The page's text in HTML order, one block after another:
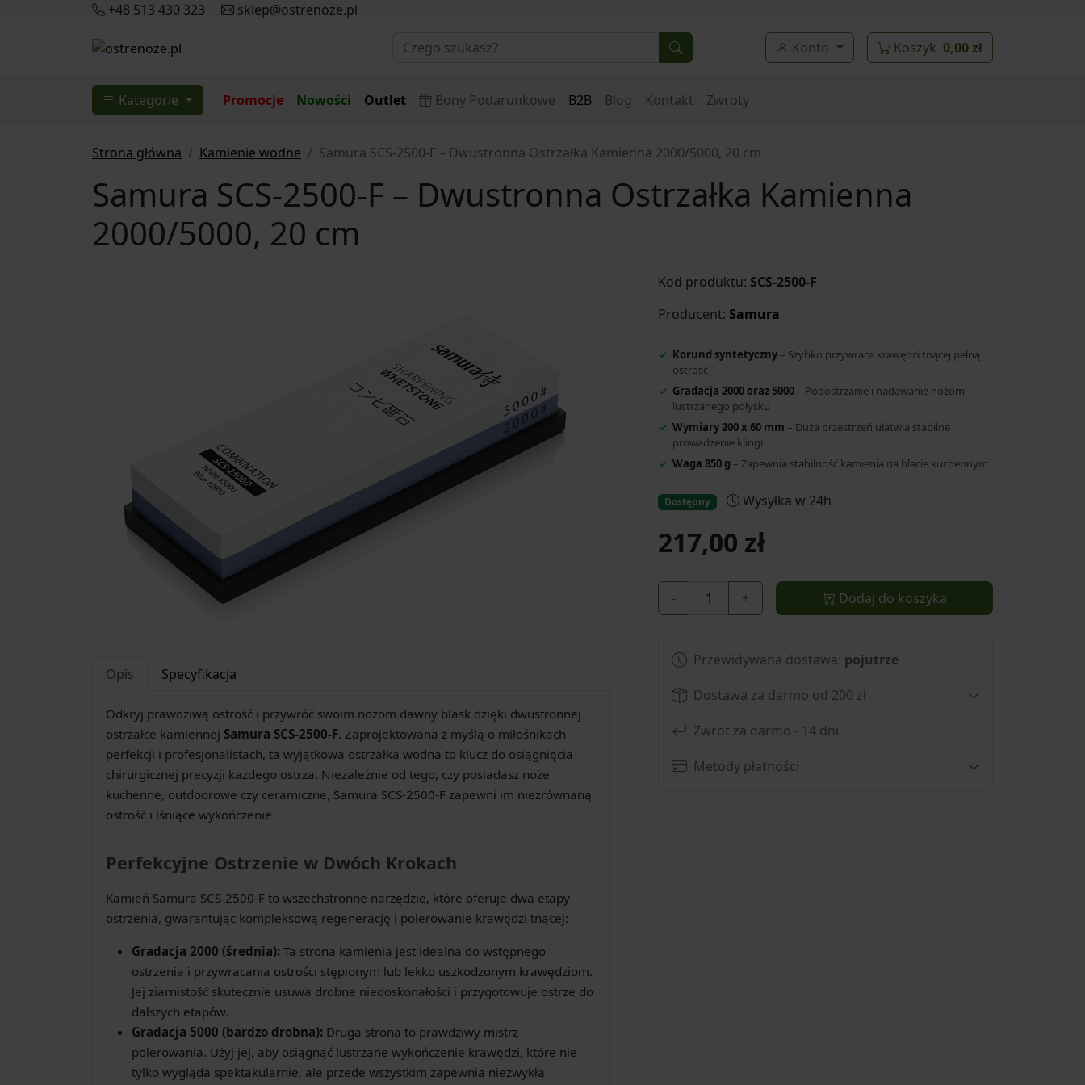
+48 513 430 323 sklep@ostrenoze.pl
Konto Koszyk 0,00 zł
Kategorie Promocje Nowości Outlet Bony Podarunkowe B2B Blog Kontakt Zwroty
Strona główna Kamienie wodne Samura SCS-2500-F – Dwustronna Ostrzałka Kamienna 2000/5000, 20 cm
Samura SCS-2500-F – Dwustronna Ostrzałka Kamienna
2000/5000, 20 cm
Opis Specyfikacja
Odkryj prawdziwą ostrość i przywróć swoim nożom dawny blask dzięki dwustronnej
ostrzałce kamiennej Samura SCS-2500-F. Zaprojektowana z myślą o miłośnikach
perfekcji i profesjonalistach, ta wyjątkowa ostrzałka wodna to klucz do osiągnięcia
chirurgicznej precyzji każdego ostrza. Niezależnie od tego, czy posiadasz noże
kuchenne, outdoorowe czy ceramiczne, Samura SCS-2500-F zapewni im niezrównaną
ostrość i lśniące wykończenie.
Perfekcyjne Ostrzenie w Dwóch Krokach
Kamień Samura SCS-2500-F to wszechstronne narzędzie, które oferuje dwa etapy
ostrzenia, gwarantując kompleksową regenerację i polerowanie krawędzi tnącej:
Gradacja 2000 (średnia): Ta strona kamienia jest idealna do wstępnego
ostrzenia i przywracania ostrości stępionym lub lekko uszkodzonym krawędziom.
Jej ziarnistość skutecznie usuwa drobne niedoskonałości i przygotowuje ostrze do
dalszych etapów.
Gradacja 5000 (bardzo drobna): Druga strona to prawdziwy mistrz
polerowania. Użyj jej, aby osiągnąć lustrzane wykończenie krawędzi, które nie
tylko wygląda spektakularnie, ale przede wszystkim zapewnia niezwykłą
Kod produktu: SCS-2500-F
Producent: Samura
Korund syntetyczny – Szybko przywraca krawędzi tnącej pełną
ostrość
Gradacja 2000 oraz 5000 – Podostrzanie i nadawanie nożom
lustrzanego połysku
Wymiary 200 x 60 mm – Duża przestrzeń ułatwia stabilne
prowadzenie klingi
Waga 850 g – Zapewnia stabilność kamienia na blacie kuchennym
Dostępny Wysyłka w 24h
217,00 zł
- + Dodaj do koszyka
Przewidywana dostawa: pojutrze
Dostawa za darmo od 200 zł
Zwrot za darmo - 14 dni
Metody płatności